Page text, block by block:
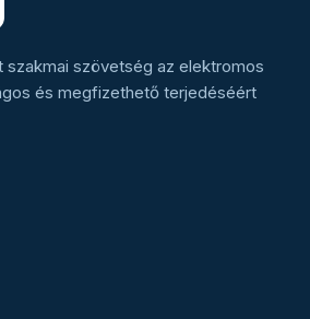
szakmai szövetség az elektromos
és megfizethető terjedéséért